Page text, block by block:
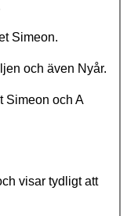
Simeon.
och även Nyår.
Simeon och A
visar tydligt att